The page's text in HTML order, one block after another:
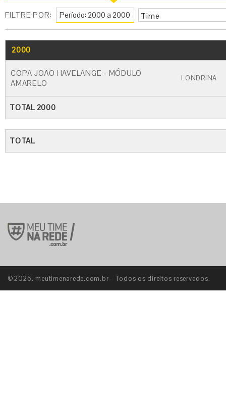
FILTRE POR: Time
2000
COPA JOÃO HAVELANGE - MÓDULO
AMARELO
LONDRINA
TOTAL 2000
TOTAL
©2026. meutimenarede.com.br - Todos os direitos reservados.